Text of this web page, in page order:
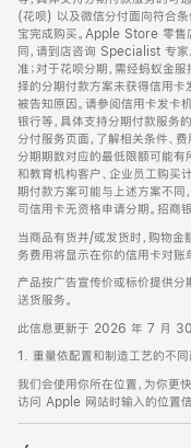
(花呗) 以及微信分付面向符合条
宝完成购买。Apple Store 零
同，请到店咨询 Specialist 专家
准；对于花呗分期，需经蚂蚁金
择的分期付款方案未获得信用卡
被告知原因。请参阅信用卡发卡
银行等，具体支持分期付款服务
分付服务页面，了解相关条件、
分期期数对应的最低限额可能有
和教育机构客户、企业员工购
期付款方案可能与上述方案不同
司信用卡无资格申请分期。招
当商品有货并/或发货时，购物金
务费用将显示在你的信用卡对账
产品按广告宣传价或标价提供分
送货服务。
此信息更新于 2026 年 7 月 30
1. 重量依配置和制造工艺的不同
我们会使用你所在位置，为你更
访问 Apple 网站时输入的位置信